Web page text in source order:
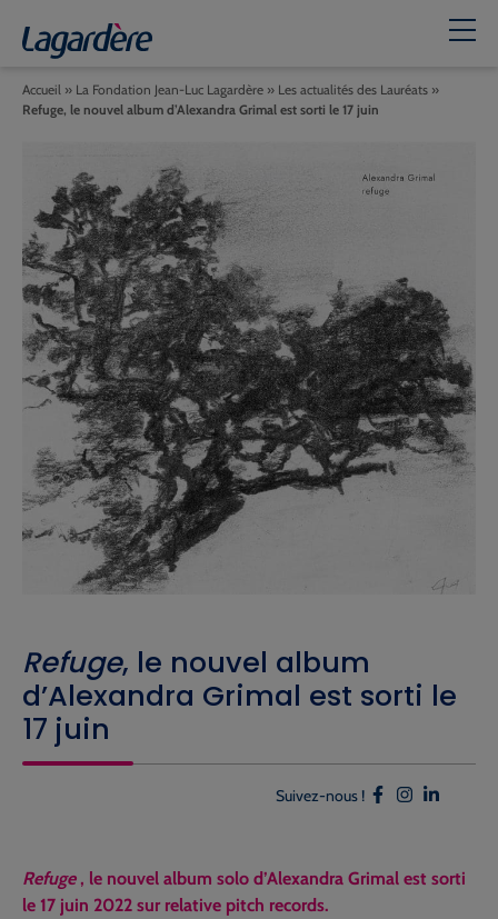
Refuge, le nouvel album
d’Alexandra Grimal est sorti le
17 juin
Accueil » La Fondation Jean-Luc Lagardère » Les actualités des Lauréats »
Refuge, le nouvel album d’Alexandra Grimal est sorti le 17 juin
Suivez-nous !
Refuge, le nouvel album solo d’Alexandra Grimal est sorti
le 17 juin 2022 sur relative pitch records.